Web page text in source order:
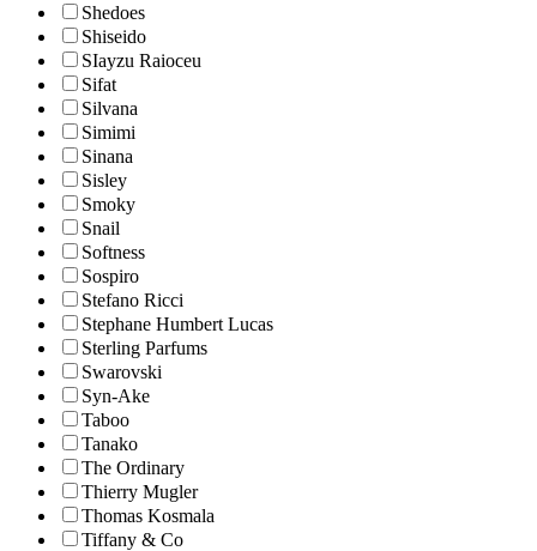
Shedoes
Shiseido
SIayzu Raioceu
Sifat
Silvana
Simimi
Sinana
Sisley
Smoky
Snail
Softness
Sospiro
Stefano Ricci
Stephane Humbert Lucas
Sterling Parfums
Swarovski
Syn-Ake
Taboo
Tanako
The Ordinary
Thierry Mugler
Thomas Kosmala
Tiffany & Co